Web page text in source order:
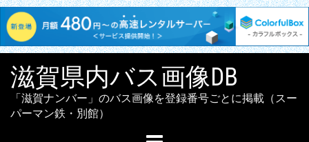
content
滋賀県内バス画像DB
「滋賀ナンバー」のバス画像を登録番号ごとに掲載（スー
パーマン鉄・別館）